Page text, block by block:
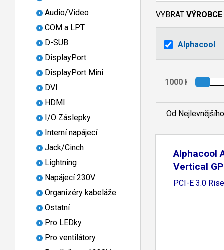
Audio/Video
COM a LPT
D-SUB
DisplayPort
DisplayPort Mini
DVI
HDMI
I/O Záslepky
Interní napájecí
Jack/Cinch
Lightning
Napájecí 230V
Organizéry kabeláže
Ostatní
Pro LEDky
Pro ventilátory
VYBRAT VÝROBCE
Alphacool
Od Nejlevnějšího
Alphacool
Vertical
with
PCI-E 3.0